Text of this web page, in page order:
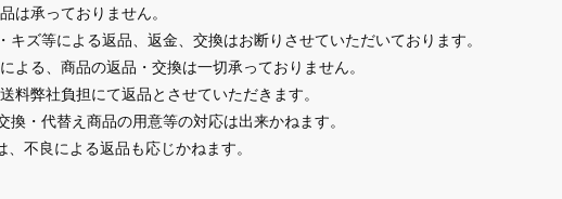
は承っておりません。
キズ等による返品、返金、交換はお断りさせていただいております。
よる、商品の返品・交換は一切承っておりません。
料弊社負担にて返品とさせていただきます。
換・代替え商品の用意等の対応は出来かねます。
不良による返品も応じかねます。